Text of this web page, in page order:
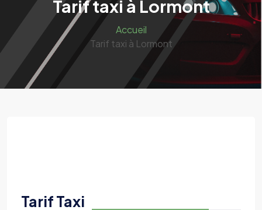
Tarif taxi à Lormont
Accueil
Tarif taxi à Lormont
Tarif Taxi